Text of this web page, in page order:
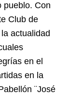
pueblo. Con
Club de
actualidad
en el
en la
¨José